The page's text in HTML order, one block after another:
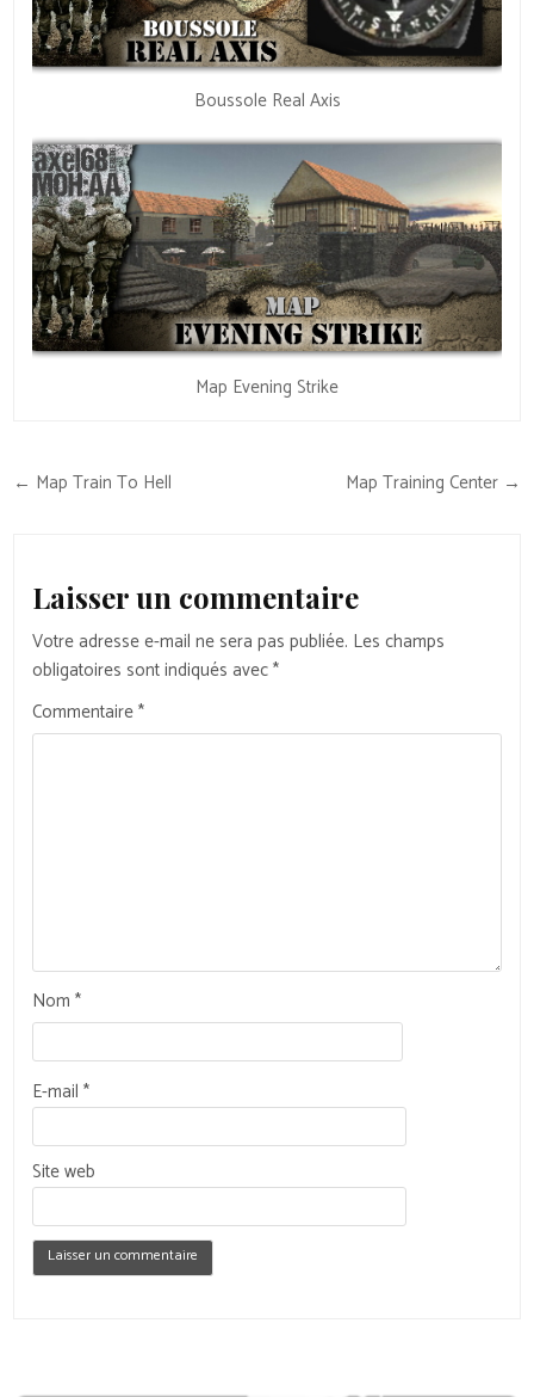
Boussole Real Axis
Map Evening Strike
Navigation
← Map Train To Hell Map Training Center →
Laisser un commentaire
Votre adresse e-mail ne sera pas publiée. Les champs
obligatoires sont indiqués avec*
Commentaire*
Nom*
E-mail*
Site web